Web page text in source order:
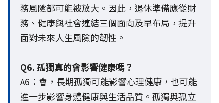
務風險都可能被放大。因此，退休準備應從財
務、健康與社會連結三個面向及早布局，提升
面對未來人生風險的韌性。
Q6. 孤獨真的會影響健康嗎？
A6：會，長期孤獨可能影響心理健康，也可能
進一步影響身體健康與生活品質。孤獨與孤立